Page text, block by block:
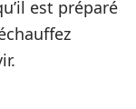
est préparé